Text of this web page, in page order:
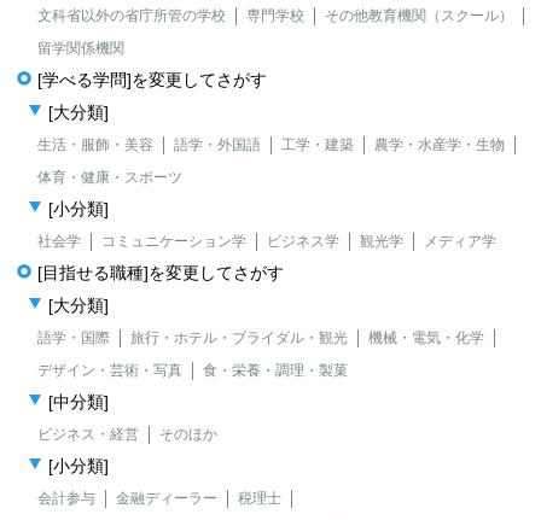
文科省以外の省庁所管の学校
専門学校
その他教育機関（スクール）
留学関係機関
[学べる学問]を変更してさがす
[大分類]
生活・服飾・美容 語学・外国語 工学・建築
農学・水産学・生物
体育・健康・スポーツ
[小分類]
社会学 コミュニケーション学 ビジネス学 観光学 メディア学
[目指せる職種]を変更してさがす
[大分類]
語学・国際 旅行・ホテル・ブライダル・観光
機械・電気・化学
デザイン・芸術・写真
食・栄養・調理・製菓
[中分類]
ビジネス・経営 そのほか
[小分類]
会計参与 金融ディーラー
税理士